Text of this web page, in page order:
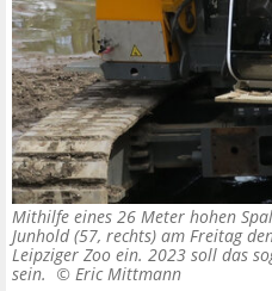
Mithilfe eines 26 Meter hohen
Junhold (57, rechts) am Freitag
Leipziger Zoo ein. 2023 soll das
sein. © Eric Mittmann